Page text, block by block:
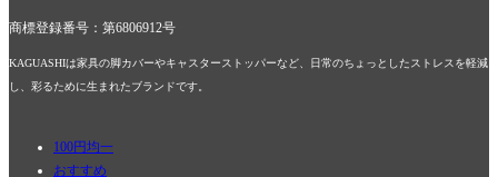
商標登録番号：第6806912号
KAGUASHIは家具の脚カバーやキャスターストッパーなど、日常のちょっとしたストレスを軽減
し、彩るために生まれたブランドです。
100円均一
おすすめ